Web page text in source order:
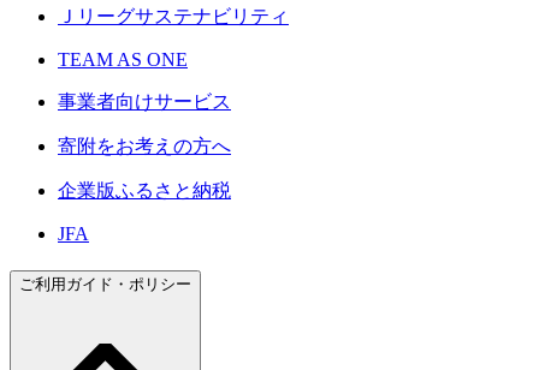
Ｊリーグサステナビリティ
TEAM AS ONE
事業者向けサービス
寄附をお考えの方へ
企業版ふるさと納税
JFA
ご利用ガイド・ポリシー